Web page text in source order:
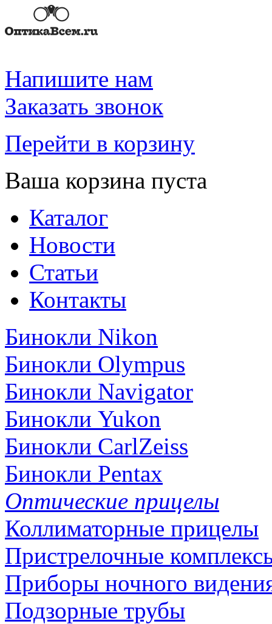
Напишите нам
Заказать звонок
Перейти в корзину
Ваша корзина пуста
Каталог
Новости
Статьи
Контакты
Бинокли Nikon
Бинокли Olympus
Бинокли Navigator
Бинокли Yukon
Бинокли CarlZeiss
Бинокли Pentax
Оптические прицелы
Коллиматорные прицелы
Пристрелочные
Приборы ночного
Подзорные трубы